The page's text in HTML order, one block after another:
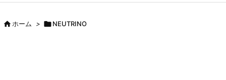
ホーム > NEUTRINO